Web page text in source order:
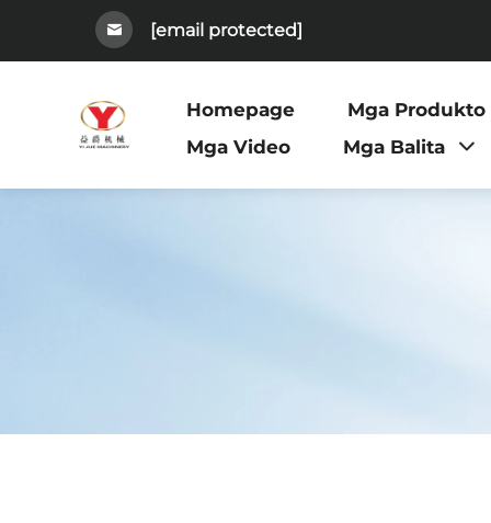
[email protected]
Homepage
Mga Produkto
Mga Video
Mga Balita